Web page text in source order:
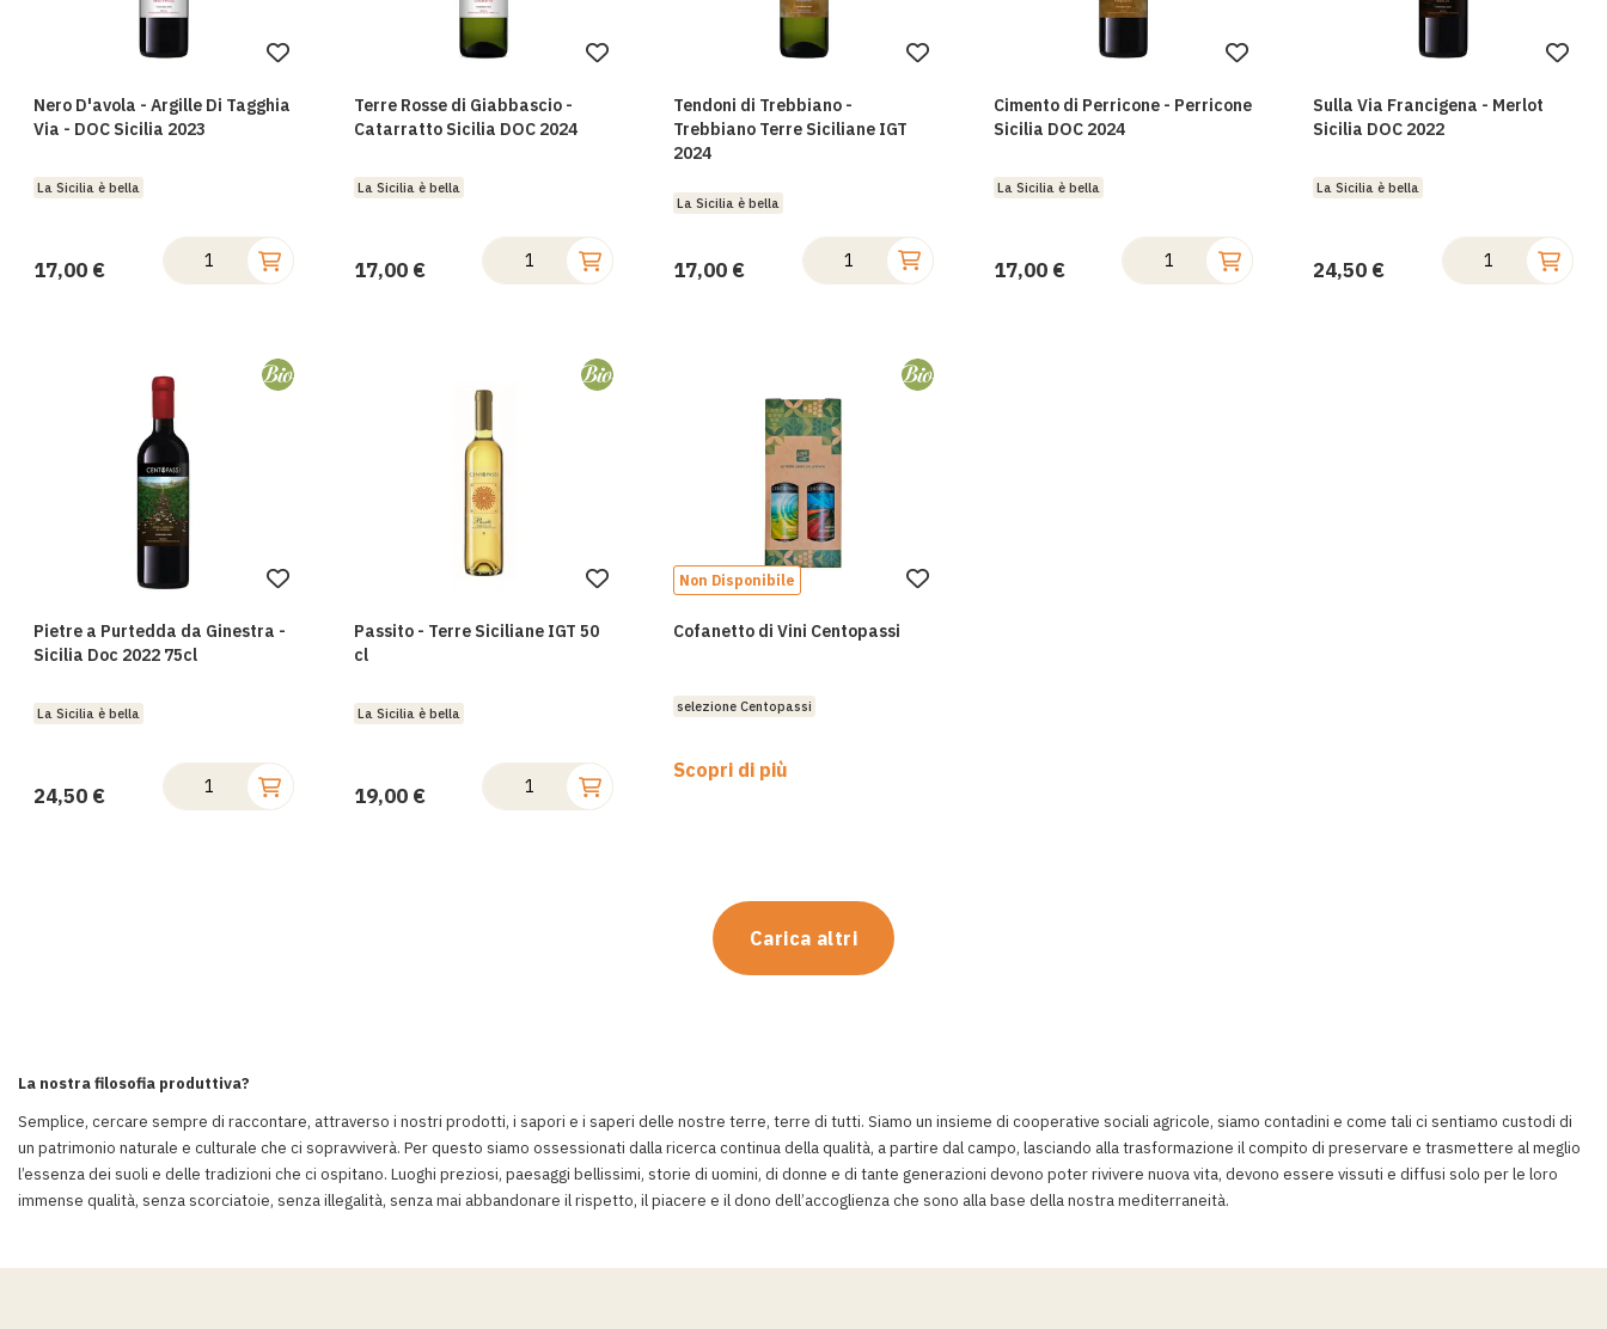
Aggiungi
alla
Nero D'avola - Argille Di Tagghia
Via - DOC Sicilia 2023
La Sicilia è bella
17,00 €
Aggiungi
desideri
Terre Rosse di Giabbascio -
Catarratto Sicilia DOC 2024
La Sicilia è bella
17,00 €
Aggiungi
Tendoni di Trebbiano -
Trebbiano Terre Siciliane IGT
2024
La Sicilia è bella
17,00 €
Aggiungi
alla
Cimento di Perricone - Perricone
Sicilia DOC 2024
La Sicilia è bella
17,00 €
Sulla Via Francigena - Merlot
Sicilia DOC 2022
La Sicilia è bella
24,50 €
Aggiungi
alla
Pietre a Purtedda da Ginestra -
Sicilia Doc 2022 75cl
La Sicilia è bella
24,50 €
Aggiungi
alla
desideri
Passito - Terre Siciliane IGT 50
cl
La Sicilia è bella
19,00 €
Aggiungi
Non Disponibile
Cofanetto di Vini Centopassi
selezione Centopassi
Scopri di più
Carica altri
contenuto
La nostra filosofia produttiva?
Semplice, cercare sempre di raccontare, attraverso i nostri prodotti, i sapori e i saperi delle nostre terre, terre di tutti. Siamo un insieme di cooperative sociali agricole, siamo contadini e come tali ci sentiamo custodi di
un patrimonio naturale e culturale che ci sopravviverà. Per questo siamo ossessionati dalla ricerca continua della qualità, a partire dal campo, lasciando alla trasformazione il compito di preservare e trasmettere al meglio
l’essenza dei suoli e delle tradizioni che ci ospitano. Luoghi preziosi, paesaggi bellissimi, storie di uomini, di donne e di tante generazioni devono poter rivivere nuova vita, devono essere vissuti e diffusi solo per le loro
immense qualità, senza scorciatoie, senza illegalità, senza mai abbandonare il rispetto, il piacere e il dono dell’accoglienza che sono alla base della nostra mediterraneità.